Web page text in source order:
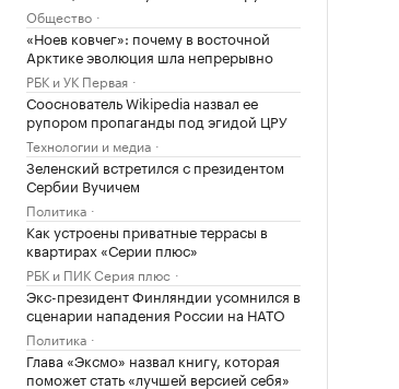
Общество
«Ноев ковчег»: почему в восточной
Арктике эволюция шла непрерывно
РБК и УК Первая
Сооснователь Wikipedia назвал ее
рупором пропаганды под эгидой ЦРУ
Технологии и медиа
Зеленский встретился с президентом
Сербии Вучичем
Политика
Как устроены приватные террасы в
квартирах «Серии плюс»
РБК и ПИК Серия плюс
Экс-президент Финляндии усомнился в
сценарии нападения России на НАТО
Политика
Глава «Эксмо» назвал книгу, которая
поможет стать «лучшей версией себя»